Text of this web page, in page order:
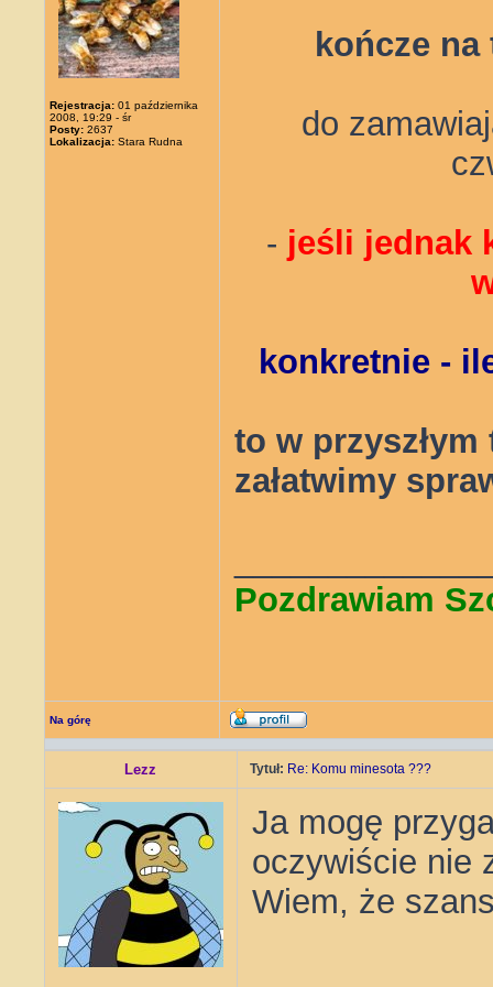
Rejestracja: 01 października
2008, 19:29 - śr
Posty: 2637
Lokalizacja: Stara Rudna
kończe
do
- jeśli jednak
konkretnie -
to w
załatwimy
Pozdrawiam
Na górę
Lezz Tytuł: Re: Komu minesota ???
Ja mogę
oczywiście nie
Wiem, że